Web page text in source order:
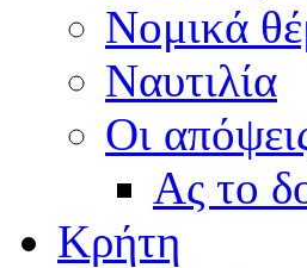
Νομικά
Ναυτιλία
Οι
Ας το
Κρήτη